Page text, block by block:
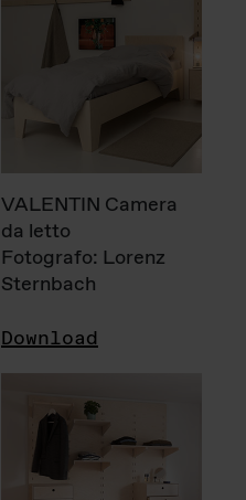
VALENTIN Camera
da letto
Fotografo: Lorenz
Sternbach
Download